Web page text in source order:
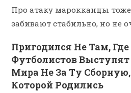
Про атаку марокканцы
забивают стабильно, но не
Пригодился Не Там, Где
Футболистов
Мира Не За Ту Сборную,
Которой Родились